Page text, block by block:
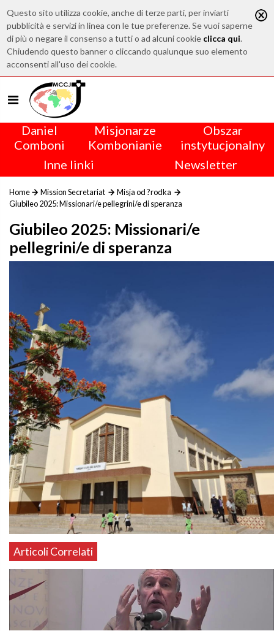
Questo sito utilizza cookie, anche di terze parti, per inviarti
pubblicità e servizi in linea con le tue preferenze. Se vuoi saperne
di più o negare il consenso a tutti o ad alcuni cookie clicca qui.
Chiudendo questo banner o cliccando qualunque suo elemento
acconsenti all'uso dei cookie.
Daniel
Comboni
Misjonarze
Kombonianie
Obszar
instytucjonalny
Inne linki
Newsletter
Home Mission Secretariat
Misja od ?rodka
Giubileo 2025: Missionari/e pellegrini/e di speranza
Giubileo 2025: Missionari/e
pellegrini/e di speranza
Articoli Correlati